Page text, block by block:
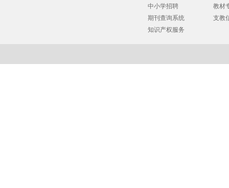
中小学招聘
期刊查询系统
知识产权服务
教材
支教